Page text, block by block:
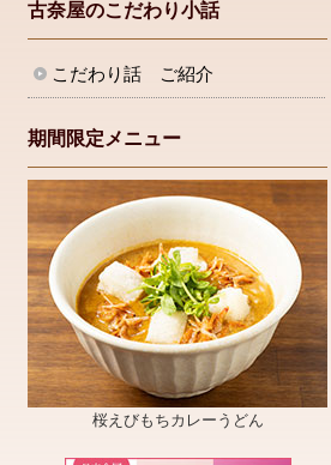
古奈屋のこだわり小話
こだわり話 ご紹介
期間限定メニュー
桜えびもちカレーうどん